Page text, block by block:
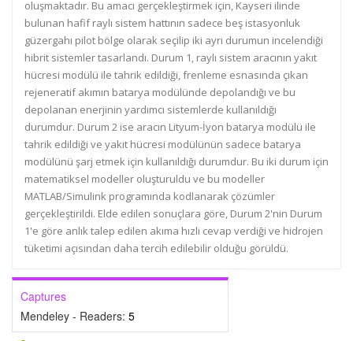
oluşmaktadır. Bu amacı gerçekleştirmek için, Kayseri ilinde
bulunan hafif raylı sistem hattının sadece beş istasyonluk
güzergahı pilot bölge olarak seçilip iki ayrı durumun incelendiği
hibrit sistemler tasarlandı. Durum 1, raylı sistem aracının yakıt
hücresi modülü ile tahrik edildiği, frenleme esnasında çıkan
rejeneratif akımın batarya modülünde depolandığı ve bu
depolanan enerjinin yardımcı sistemlerde kullanıldığı
durumdur. Durum 2 ise aracın Lityum-İyon batarya modülü ile
tahrik edildiği ve yakıt hücresi modülünün sadece batarya
modülünü şarj etmek için kullanıldığı durumdur. Bu iki durum için
matematiksel modeller oluşturuldu ve bu modeller
MATLAB/Simulink programında kodlanarak çözümler
gerçekleştirildi. Elde edilen sonuçlara göre, Durum 2'nin Durum
1'e göre anlık talep edilen akıma hızlı cevap verdiği ve hidrojen
tüketimi açısından daha tercih edilebilir olduğu görüldü.
Captures
Mendeley - Readers: 5